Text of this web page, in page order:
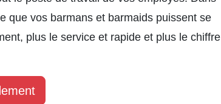
que vos barmans et barmaids puissent se
plus le service et rapide et plus le chiffre